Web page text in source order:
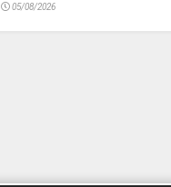
05/08/2026